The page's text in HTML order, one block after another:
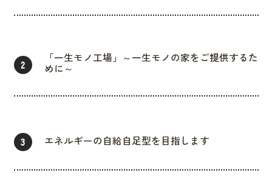
2 「一生モノ工場」～一生モノの家をご提供するた
めに～
3 エネルギーの自給自足型を目指します